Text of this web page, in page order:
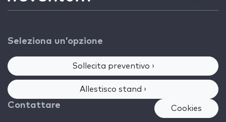
Seleziona un’opzione
Sollecita preventivo ›
Allestisco stand ›
Contattare Cookies